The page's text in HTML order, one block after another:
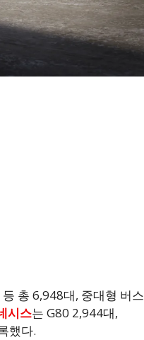
총 6,948대, 중대형 버스
시스는 G80 2,944대,
했다.